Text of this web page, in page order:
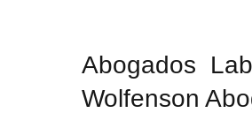
Abogados
Wolfenson